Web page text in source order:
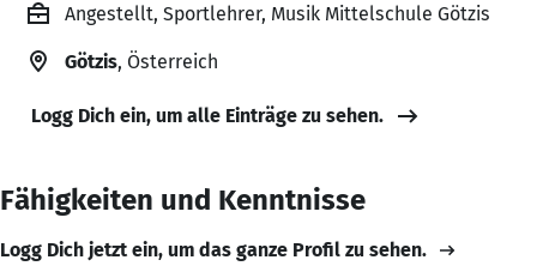
Angestellt, Sportlehrer, Musik Mittelschule Götzis
Götzis, Österreich
Logg Dich ein, um alle Einträge zu sehen.
Fähigkeiten und Kenntnisse
Logg Dich jetzt ein, um das ganze Profil zu sehen.